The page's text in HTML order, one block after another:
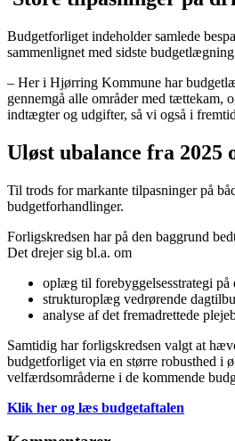
Budgetforliget indeholder samlede
sammenlignet med sidste
– Her i Hjørring Kommune har
gennemgå alle områder med tættekam,
indtægter og udgifter, så vi også i
Uløst ubalance fra 2025
Til trods for markante tilpasninger på
budgetforhandlinger.
Forligskredsen har på den baggrund
Det drejer sig bl.a. om
oplæg til forebyggelsesstrategi på
strukturoplæg vedrørende
analyse af det fremadrettede
Samtidig har forligskredsen valgt at
budgetforliget via en større robusthed i
velfærdsområderne i de kommende
Klik her og læs budgetaftalen